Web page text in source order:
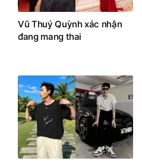
Vũ Thuý Quỳnh xác nhận
đang mang thai